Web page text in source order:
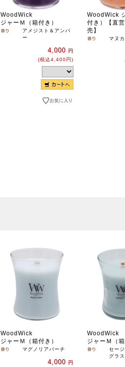
WoodWick
ジャーＭ（箱付き）
アメジスト＆アンバ
ー
4,000 円
(税込4,400円)
WoodWick
付き）【直
売】
マヌ
WoodWick
ジャーＭ（箱付き）
マグノリアバーチ
4,000 円
WoodWick
ジャーＭ（
セー
グラス